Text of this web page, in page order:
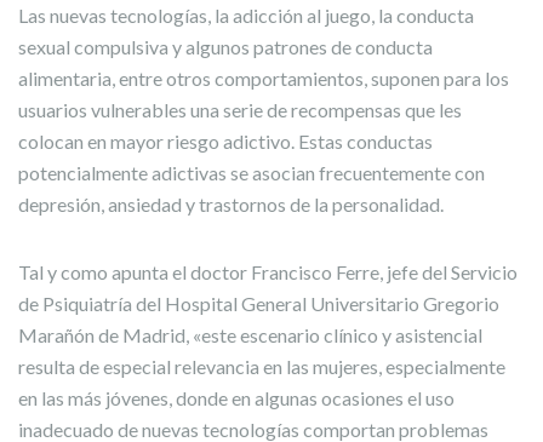
Las nuevas tecnologías, la adicción al juego, la conducta
sexual compulsiva y algunos patrones de conducta
alimentaria, entre otros comportamientos, suponen para los
usuarios vulnerables una serie de recompensas que les
colocan en mayor riesgo adictivo. Estas conductas
potencialmente adictivas se asocian frecuentemente con
depresión, ansiedad y trastornos de la personalidad.
Tal y como apunta el doctor Francisco Ferre, jefe del Servicio
de Psiquiatría del Hospital General Universitario Gregorio
Marañón de Madrid, «este escenario clínico y asistencial
resulta de especial relevancia en las mujeres, especialmente
en las más jóvenes, donde en algunas ocasiones el uso
inadecuado de nuevas tecnologías comportan problemas